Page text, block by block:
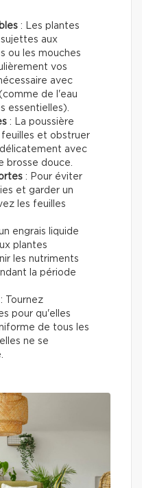
: Les plantes
aux
ou les mouches
vos
avec
de l'eau
essentielles).
: La poussière
feuilles et obstruer
avec
brosse douce.
: Pour éviter
et garder un
les feuilles
engrais liquide
plantes
les nutriments
la période
: Tournez
pour qu'elles
de tous les
ne se